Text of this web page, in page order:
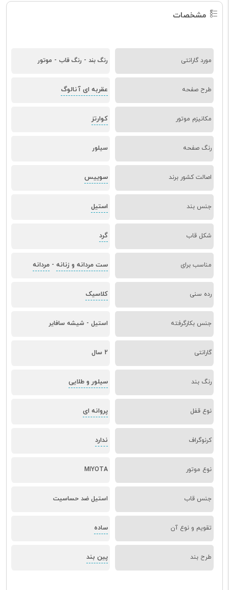
مشخصات
مورد گارانتی رنگ بند - رنگ قاب - موتور
طرح صفحه عقربه ای آنالوگ
مکانیزم موتور کوارتز
رنگ صفحه سیلور
اصالت کشور برند سوییس
جنس بند استیل
شکل قاب گرد
مناسب برای ست مردانه و زنانه - مردانه
رده سنی کلاسیک
جنس بکارگرفته استیل - شیشه سافایر
گارانتی 2 سال
رنگ بند سیلور و طلایی
نوع قفل پروانه ای
کرنوگراف ندارد
نوع موتور MIYOTA
جنس قاب استیل ضد حساسیت
تقویم و نوع آن ساده
طرح بند پین بند